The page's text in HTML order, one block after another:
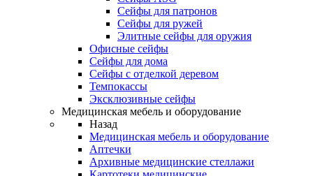
Сейфы для патронов
Сейфы для ружей
Элитные сейфы для оружия
Офисные сейфы
Сейфы для дома
Сейфы с отделкой деревом
Темпокассы
Эксклюзивные сейфы
Медицинская мебель и оборудование
Назад
Медицинская мебель и оборудование
Аптечки
Архивные медицинские стеллажи